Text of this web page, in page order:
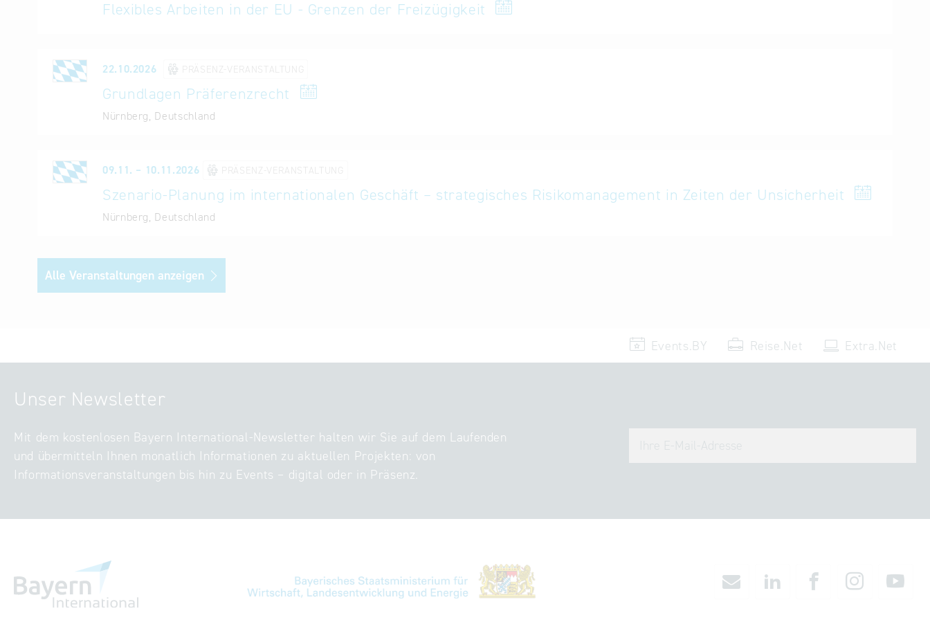
Flexibles Arbeiten in der EU - Grenzen der Freizügigkeit
22.10.2026 PRÄSENZ-VERANSTALTUNG
Grundlagen Präferenzrecht
Nürnberg, Deutschland
09.11. – 10.11.2026 PRÄSENZ-VERANSTALTUNG
Szenario-Planung im internationalen Geschäft – strategisches Risikomanagement in Zeiten der Unsicherheit
Nürnberg, Deutschland
Alle Veranstaltungen anzeigen
Events.BY Reise.Net Extra.Net
Unser Newsletter
Mit dem kostenlosen Bayern International-Newsletter halten wir Sie auf dem Laufenden
und übermitteln Ihnen monatlich Informationen zu aktuellen Projekten: von
Informationsveranstaltungen bis hin zu Events – digital oder in Präsenz.